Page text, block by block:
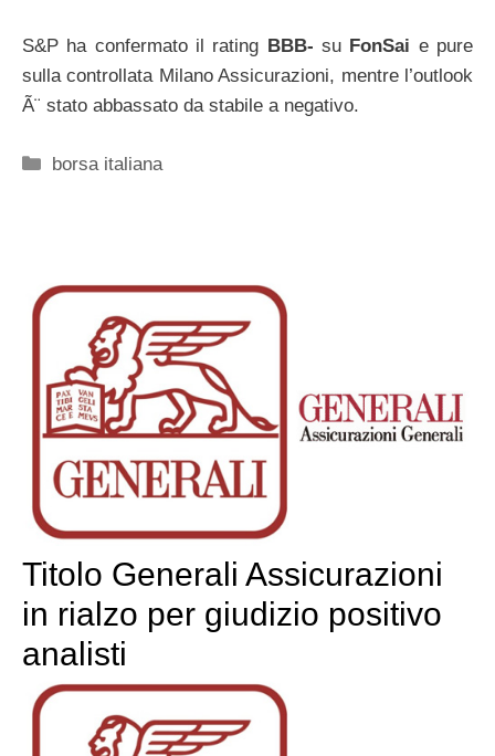
S&P ha confermato il rating BBB- su FonSai e pure
sulla controllata Milano Assicurazioni, mentre l’outlook
Ã¨ stato abbassato da stabile a negativo.
Categorie
borsa italiana
Titolo Generali Assicurazioni
in rialzo per giudizio positivo
analisti